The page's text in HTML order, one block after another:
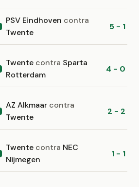
PSV Eindhoven contra
Twente
5 - 1
Twente contra Sparta
Rotterdam
4 - 0
AZ Alkmaar contra
Twente
2 - 2
Twente contra NEC
Nijmegen
1 - 1